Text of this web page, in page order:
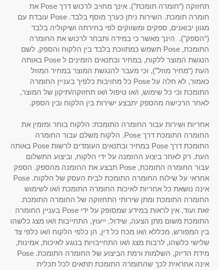
תחזוקה (“חומרה תומכת”). אינך מחויב לרכוש דרך Pose את
חומרה תומכת. השירות ניתן כערך מוסף בלבד. Pose עובדת עם
מגוון יבואנים, ספקים ומשווקים לפי בחירתה ושיקוליה בלבד
(“הספק”). הינך מאשר כי במידה ותבחר לרכוש את החומרה
התומכת, Pose תשמש כמתווכת בלבד בין הלקוח והספק, לשם
הנגשת המוצר ללקוח, במחיר ובתנאים הזמינים ל Pose באותה
העת (“מחיר מוזל”), וכי מעבר להנגשת המוצר במחיר המוזל
כאמור, לא חלה על Pose כל מחויבות כלפיך בעניין החומרה
התומכת וכי כל שימוש, ו/או טיפול ו/או תחזוקה/תיקון של המוצר,
לאחר הרכישה מהספק יתבצע ישירות בין הלקוח ובין הספק.
אחריות ושירות עבור החומרה התומכת: הלקוח בוחר ומזמין את
החומרה התומכת דרך Pose. הלקוח משלם עבור החומרה
התומכת דרך Pose במחיר ובתנאים העומדים לרשות Pose באותה
העת. רק לאחר ביצוע ההזמנה על ידי הלקוח, וביצוע התשלום
עבור החומרה התומכת, Pose תבצע את ההזמנה מהספק. הספק
אחראי על שילוח החומרה התומכת לבית העסק של הלקוח. Pose
אינה נושאת כל אחריות לאיכות החומרה התומכת ו/או לשימוש
החומרה התומכת ומתן שירותי התחזוקה של החומרה התומכת.
זאת ועוד, אין לראות במידע שמסופק על ידי Pose בעניין החומרה
התומכת משום מתן הצעה, שידול, ייעוץ, התחייבות ו/או מצג כלשהו
בין המפורש, מכללא ו/או מכח כל דין, הן כלפי הלקוח ו/או כלפי צד
שלישי כלשהו, לרבות מצג ו/או התחייבויות בנוגע לאיכות, אמינות,
מידת הדיוק, השלמות ורמת הביצוע של החומרה התומכת. Pose
אינה אחראית לכך שהחומרה התומכת תתאים לכל תכלית